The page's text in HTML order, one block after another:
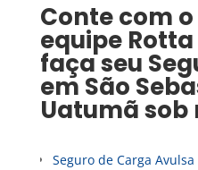
Conte com
equipe
faça seu
em São
Uatumãsob
Seguro de Carga Avulsa